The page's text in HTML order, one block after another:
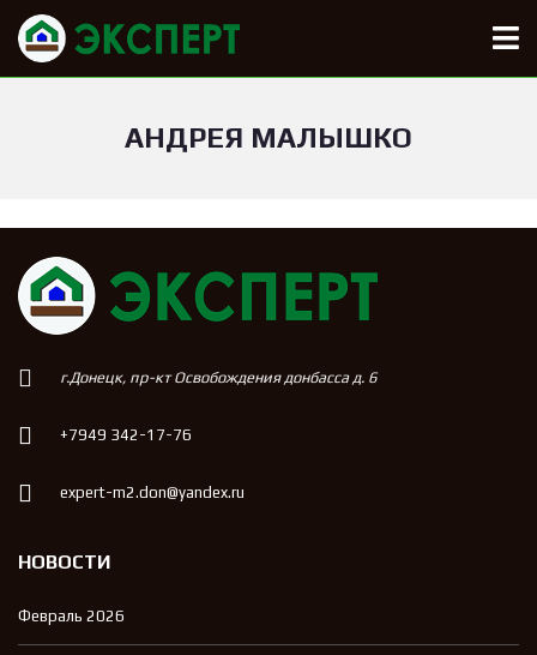
АНДРЕЯ МАЛЫШКО
г.Донецк, пр-кт Освобождения донбасса д. 6
+7949 342-17-76
expert-m2.don@yandex.ru
НОВОСТИ
Февраль 2026